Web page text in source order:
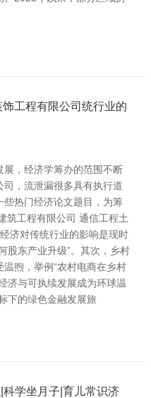
工程有限公司统行业的
展，经济学筹办的范围不断
，流泄漏很多具有执行道
热门经济论文题目，为筹
筑工程有限公司 通信工程土
济对传统行业的影响是现时
股东产业升级”。其次，乡村
煦，举例“农村电商在乡村
济与可执续发展成为环球温
下的绿色金融发展旅
学坐月子|育儿常识济